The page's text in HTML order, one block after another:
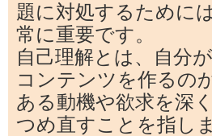
題に対処するために
常に重要です。
自己理解とは、自分
コンテンツを作るの
ある動機や欲求を深
つめ直すことを指し